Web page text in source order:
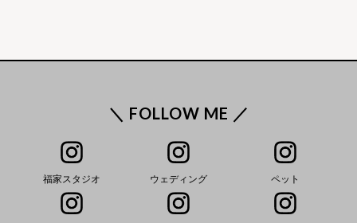
＼ FOLLOW ME ／
福家スタジオ ウェディング ペット